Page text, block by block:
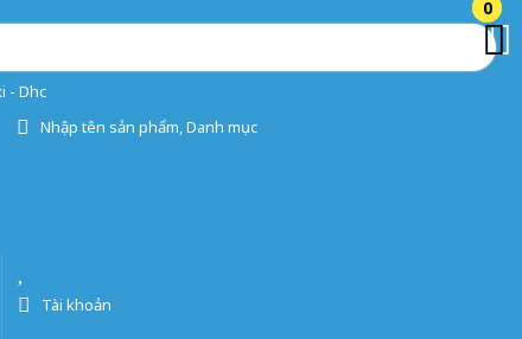
- Dhc
Nhập tên sản phẩm, Danh mục
0
Tài khoản
0